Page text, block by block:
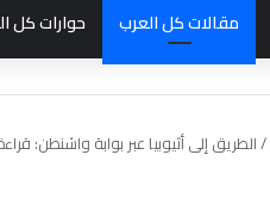
مقالات كل العرب حوارات كل
/الطريق إلى أثيوبيا عبر بوابة واشنطن: